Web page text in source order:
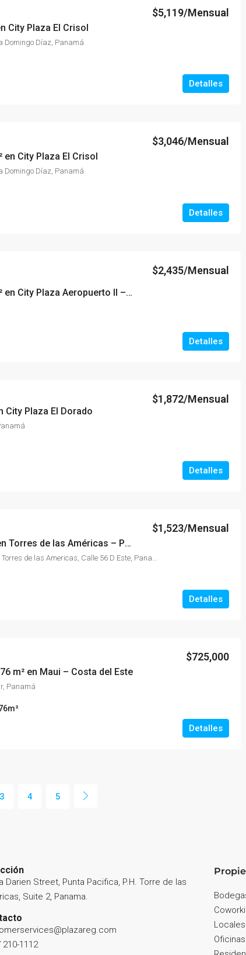
City Plaza El Crisol
$5,119/Mensual
Domingo Díaz, Panamá
Detalles
en City Plaza El Crisol
$3,046/Mensual
Domingo Díaz, Panamá
Detalles
Bodega de 286 m² en City Plaza Aeropuerto II – Don Bosco
$2,435/Mensual
Detalles
City Plaza El Dorado
$1,872/Mensual
Detalles
Oficina de 60 m² en Torres de las Américas – Punta Pacífica
$1,523/Mensual
Detalles
m² en Maui – Costa del Este
$725,000
Panamá
m²
Detalles
3 4 5
Darien Street, Punta Pacifica, P.H. Torre de las
Suite 2, Panama.
210-1112
Locales
Oficinas